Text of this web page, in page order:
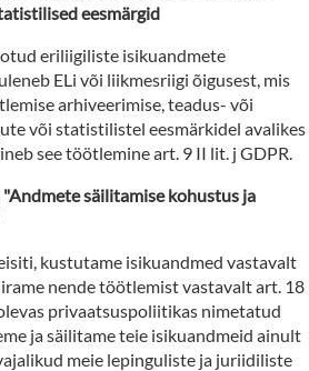
eesmärgid
eriliigiliste isikuandmete
ELi või liikmesriigi õigusest, mis
arhiveerimise, teadus- või
või statistilistel eesmärkidel avalikes
see töötlemine art. 9 II lit. j GDPR.
säilitamise kohustus ja
kustutame isikuandmed vastavalt
nende töötlemist vastavalt art. 18
privaatsuspoliitikas nimetatud
ja säilitame teie isikuandmeid ainult
meie lepinguliste ja juriidiliste